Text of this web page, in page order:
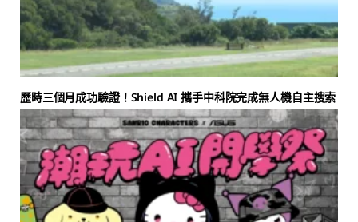
歷時三個月成功驗證！Shield AI 攜手中科院完成無人機自主搜索